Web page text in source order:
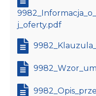
j_oferty.pdf